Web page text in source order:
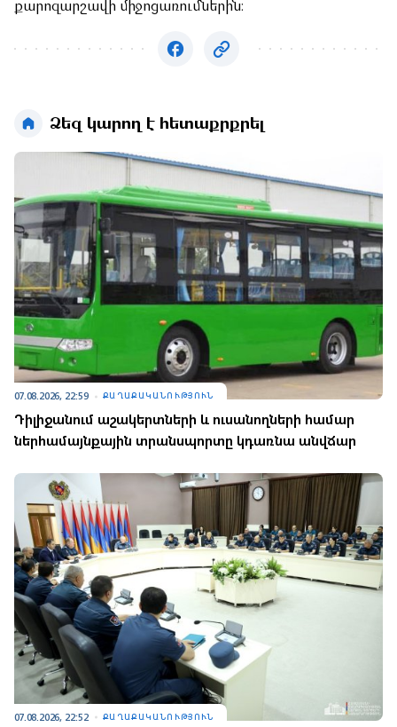
քարոզարշավի միջոցառումներին։
Ձեզ կարող է հետաքրքրել
07.08.2026, 22:59 ՔԱՂԱՔԱԿԱՆՈՒԹՅՈՒՆ
Դիլիջանում աշակերտների և ուսանողների համար
ներհամայնքային տրանսպորտը կդառնա անվճար
07.08.2026, 22:52 ՔԱՂԱՔԱԿԱՆՈՒԹՅՈՒՆ